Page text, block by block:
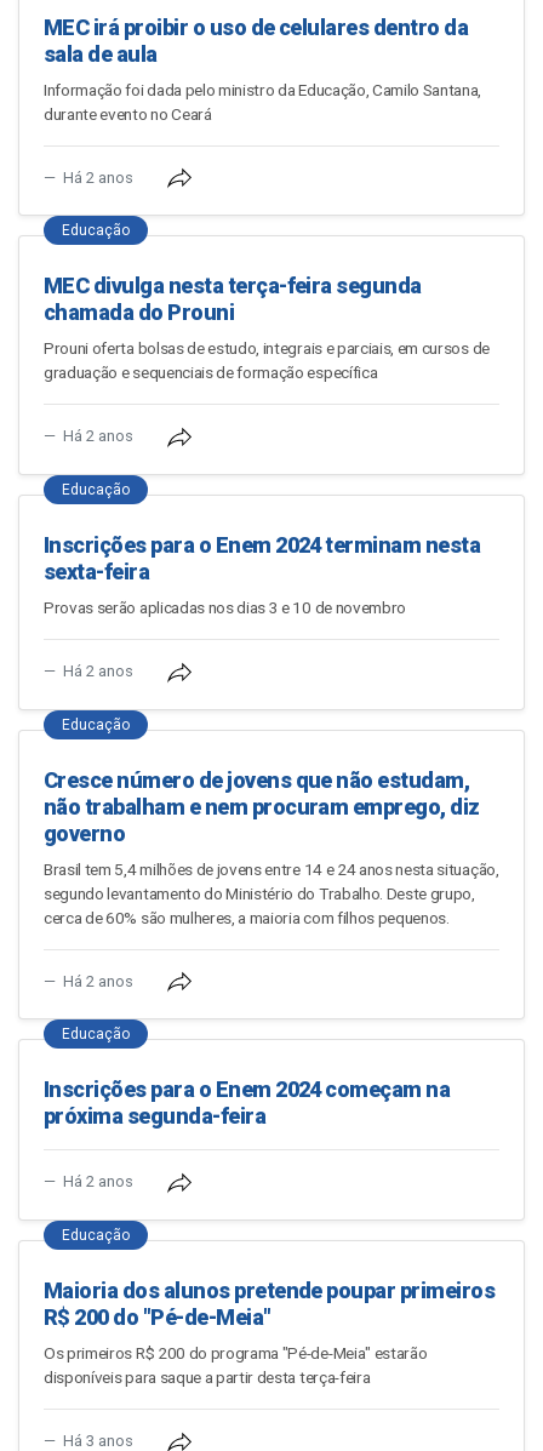
MEC irá proibir o uso de celulares dentro da
sala de aula
Informação foi dada pelo ministro da Educação, Camilo Santana,
durante evento no Ceará
Há 2 anos
Educação
MEC divulga nesta terça-feira segunda
chamada do Prouni
Prouni oferta bolsas de estudo, integrais e parciais, em cursos de
graduação e sequenciais de formação específica
Há 2 anos
Educação
Inscrições para o Enem 2024 terminam nesta
sexta-feira
Provas serão aplicadas nos dias 3 e 10 de novembro
Há 2 anos
Educação
Cresce número de jovens que não estudam,
não trabalham e nem procuram emprego, diz
governo
Brasil tem 5,4 milhões de jovens entre 14 e 24 anos nesta situação,
segundo levantamento do Ministério do Trabalho. Deste grupo,
cerca de 60% são mulheres, a maioria com filhos pequenos.
Há 2 anos
Educação
Inscrições para o Enem 2024 começam na
próxima segunda-feira
Há 2 anos
Educação
Maioria dos alunos pretende poupar primeiros
R$ 200 do "Pé-de-Meia"
Os primeiros R$ 200 do programa "Pé-de-Meia" estarão
disponíveis para saque a partir desta terça-feira
Há 3 anos